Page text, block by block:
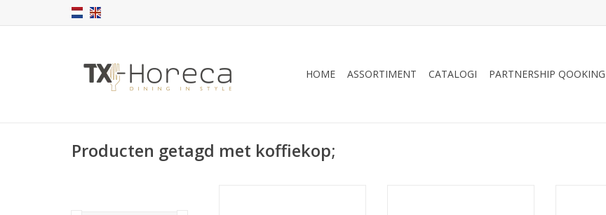
HOME ASSORTIMENT CATALOGI PARTNERSHIP
Producten getagd met koffiekop;